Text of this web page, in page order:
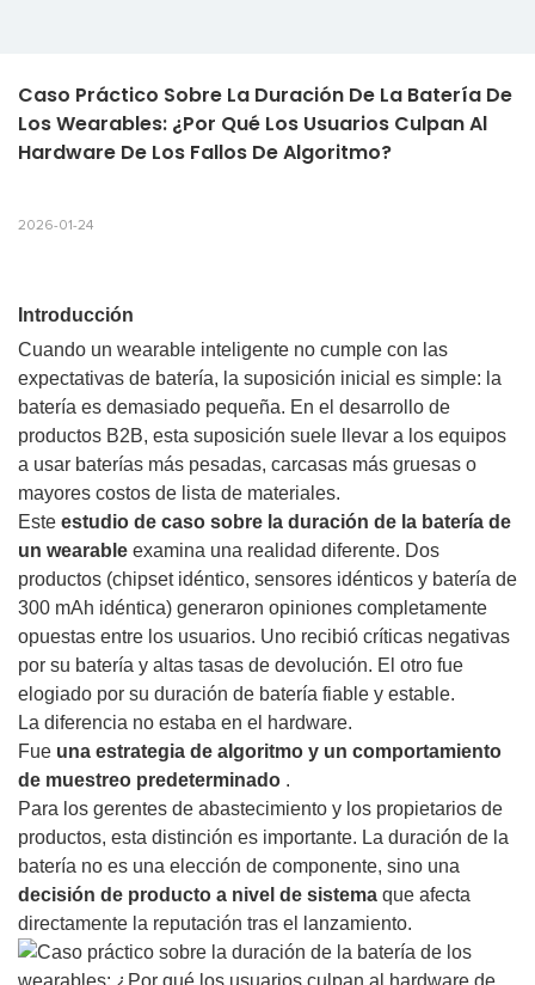
Caso Práctico Sobre La Duración De La Batería De
Los Wearables: ¿Por Qué Los Usuarios Culpan Al
Hardware De Los Fallos De Algoritmo?
2026-01-24
Introducción
Cuando un wearable inteligente no cumple con las
expectativas de batería, la suposición inicial es simple: la
batería es demasiado pequeña. En el desarrollo de
productos B2B, esta suposición suele llevar a los equipos
a usar baterías más pesadas, carcasas más gruesas o
mayores costos de lista de materiales.
Este estudio de caso sobre la duración de la batería de
un wearable examina una realidad diferente. Dos
productos (chipset idéntico, sensores idénticos y batería de
300 mAh idéntica) generaron opiniones completamente
opuestas entre los usuarios. Uno recibió críticas negativas
por su batería y altas tasas de devolución. El otro fue
elogiado por su duración de batería fiable y estable.
La diferencia no estaba en el hardware.
Fue una estrategia de algoritmo y un comportamiento
de muestreo predeterminado .
Para los gerentes de abastecimiento y los propietarios de
productos, esta distinción es importante. La duración de la
batería no es una elección de componente, sino una
decisión de producto a nivel de sistema que afecta
directamente la reputación tras el lanzamiento.